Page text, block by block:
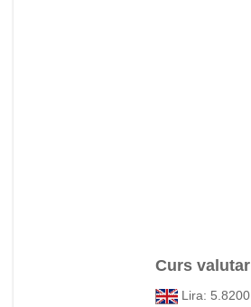
Curs valutar
Lira: 5.8200